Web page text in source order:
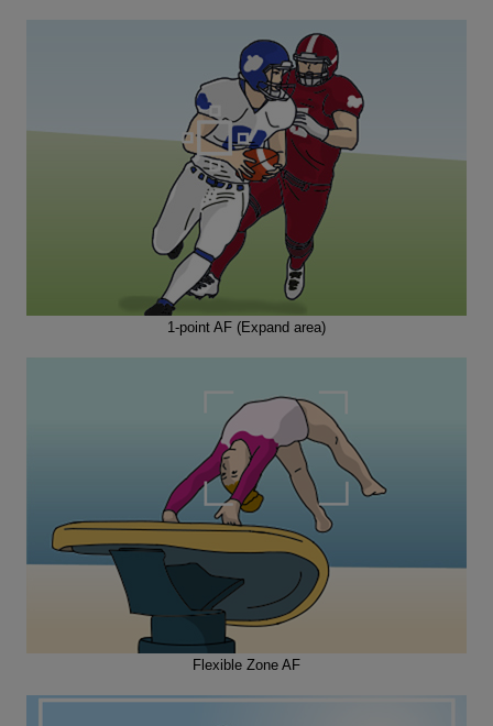
1-point AF (Expand area)
Flexible Zone AF